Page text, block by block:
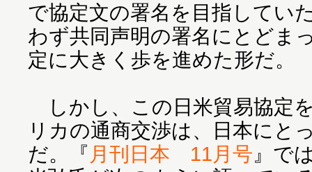
で協定文の署名を目指してい
わず共同声明の署名にとどま
定に大きく歩を進めた形だ。
しかし、この日米貿易協定
リカの通商交渉は、日本にと
だ。『 月刊日本 11月号 』で